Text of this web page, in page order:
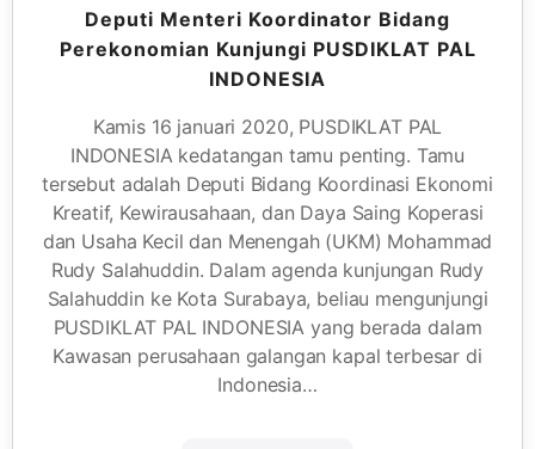
Deputi Menteri Koordinator Bidang
Perekonomian Kunjungi PUSDIKLAT PAL
INDONESIA
Kamis 16 januari 2020, PUSDIKLAT PAL
INDONESIA kedatangan tamu penting. Tamu
tersebut adalah Deputi Bidang Koordinasi Ekonomi
Kreatif, Kewirausahaan, dan Daya Saing Koperasi
dan Usaha Kecil dan Menengah (UKM) Mohammad
Rudy Salahuddin. Dalam agenda kunjungan Rudy
Salahuddin ke Kota Surabaya, beliau mengunjungi
PUSDIKLAT PAL INDONESIA yang berada dalam
Kawasan perusahaan galangan kapal terbesar di
Indonesia…